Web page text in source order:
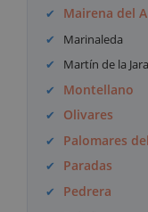
Mairena del
Marinaleda
Martín de la Jara
Montellano
Olivares
Palomares
Paradas
Pedrera